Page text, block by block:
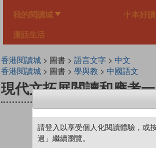
我的閱讀城 十本好讀
漫話生活
香港閱讀城> 圖書 > 語言文字> 中文
香港閱讀城> 圖書 > 學與教 > 中國語文
現代文拓展閲讀和應考一
請登入以享受個人化閱讀體驗，或
過」繼續瀏覽。